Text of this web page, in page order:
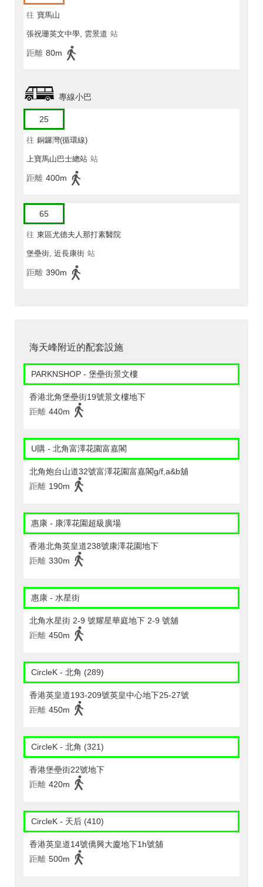
往 寶馬山
張祝珊英文中學, 雲景道 站
距離 80m
專線小巴
25
往 銅鑼灣(循環線)
上寶馬山巴士總站 站
距離 400m
65
往 東區尤德夫人那打素醫院
堡壘街, 近長康街 站
距離 390m
海天峰附近的配套設施
PARKNSHOP - 堡壘街景文樓
香港北角堡壘街19號景文樓地下
距離 440m
U購 - 北角富澤花園富嘉閣
北角炮台山道32號富澤花園富嘉閣g/f,a&b舖
距離 190m
惠康 - 康澤花園超級廣場
香港北角英皇道238號康澤花園地下
距離 330m
惠康 - 水星街
北角水星街 2-9 號耀星華庭地下 2-9 號舖
距離 450m
CircleK - 北角 (289)
香港英皇道193-209號英皇中心地下25-27號
距離 450m
CircleK - 北角 (321)
香港堡壘街22號地下
距離 420m
CircleK - 天后 (410)
香港英皇道14號僑興大廈地下1h號舖
距離 500m